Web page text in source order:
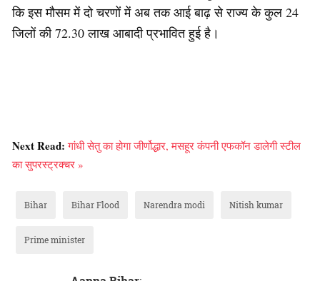
कि इस मौसम में दो चरणों में अब तक आई बाढ़ से राज्य के कुल 24
जिलों की 72.30 लाख आबादी प्रभावित हुई है।
Next Read:गांधी सेतु का होगा जीर्णोद्धार, मसहूर कंपनी एफकॉन डालेगी स्टील
का सुपरस्ट्रक्चर »
Bihar Bihar Flood Narendra modi Nitish kumar
Prime minister